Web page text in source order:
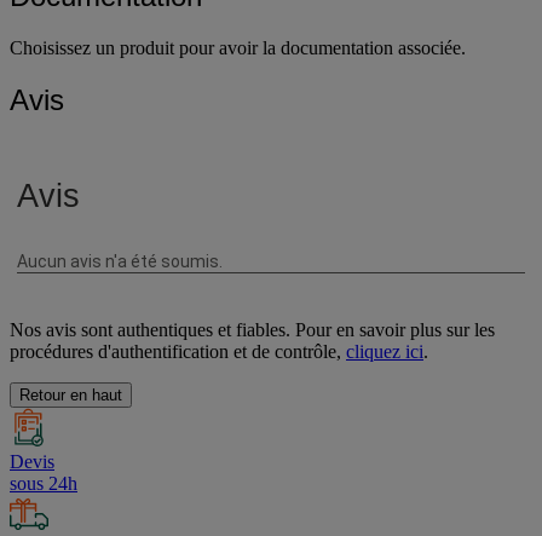
Choisissez un produit pour avoir la documentation associée.
Avis
Nos avis sont authentiques et fiables. Pour en savoir plus sur les
procédures d'authentification et de contrôle, cliquez ici.
Retour en haut
Devis
sous 24h